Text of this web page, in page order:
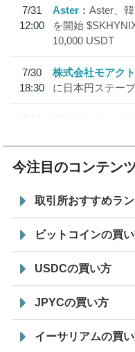
7/31
12:00
Aster
Aster、
を開始
10,000 USDT
7/30
18:30
株式会社モアクト
に日本円ステー
7/29
SBI VCトレード
今注目のコンテン
取引所おすすめラ
ビットコインの買
USDCの買い方
JPYCの買い方
イーサリアムの買